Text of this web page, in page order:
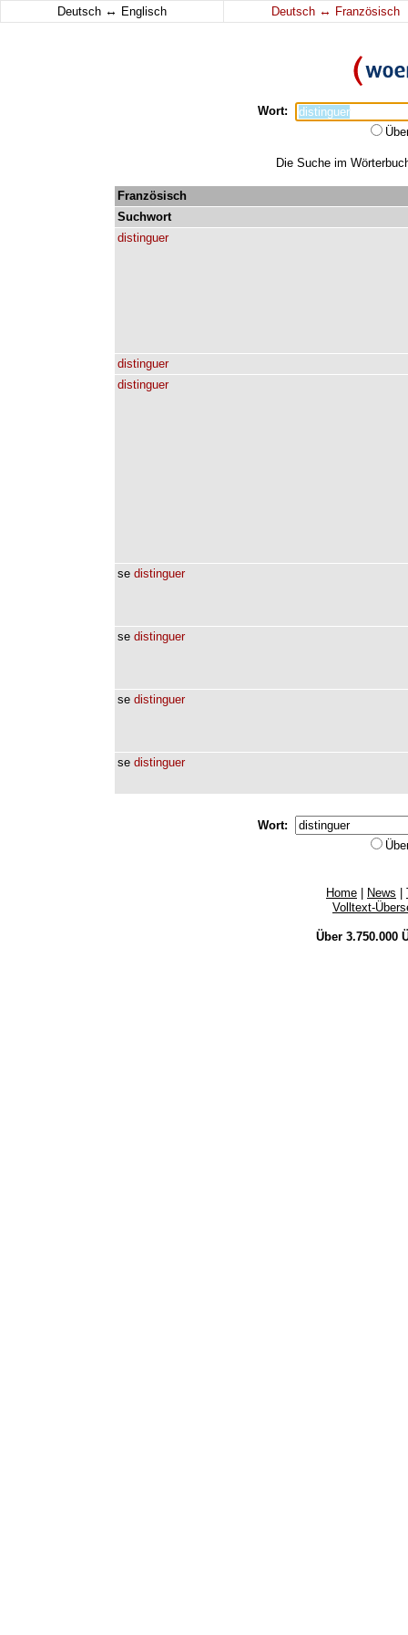
Deutsch ↔ Englisch Deutsch ↔ Französisch
Wort:
Die Suche im
Französisch
Suchwort
distinguer
distinguer
distinguer
se distinguer
se distinguer
se distinguer
se distinguer
Wort:
Home News
Volltext-
Über 3.750.000